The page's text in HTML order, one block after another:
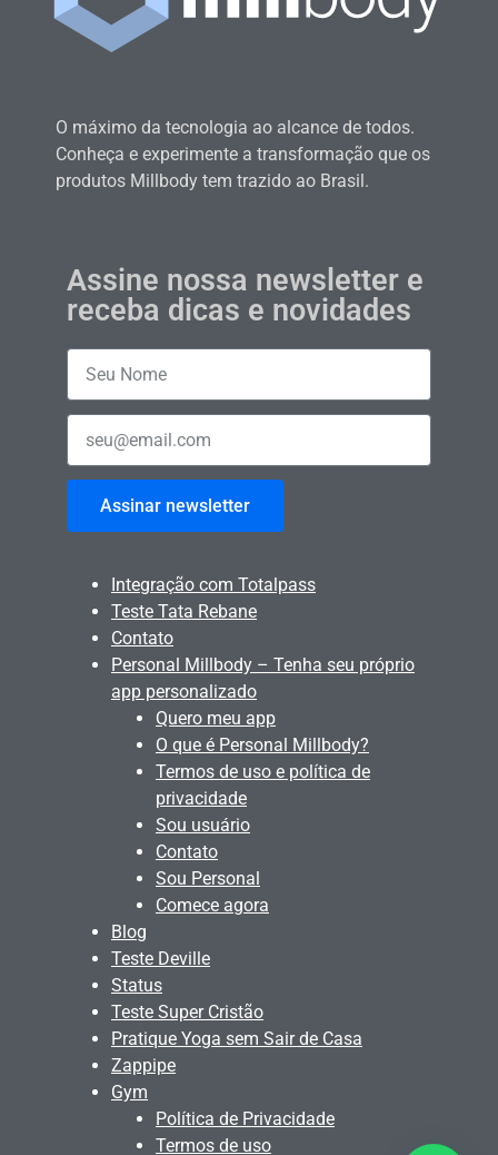
O máximo da tecnologia ao alcance de todos.
Conheça e experimente a transformação que os
produtos Millbody tem trazido ao Brasil.
Assine nossa newsletter e
receba dicas e novidades
Assinar newsletter
Integração com Totalpass
Teste Tata Rebane
Contato
Personal Millbody – Tenha seu próprio
app personalizado
Quero meu app
O que é Personal Millbody?
Termos de uso e política de
privacidade
Sou usuário
Contato
Sou Personal
Comece agora
Blog
Teste Deville
Status
Teste Super Cristão
Pratique Yoga sem Sair de Casa
Zappipe
Gym
Política de Privacidade
Termos de uso